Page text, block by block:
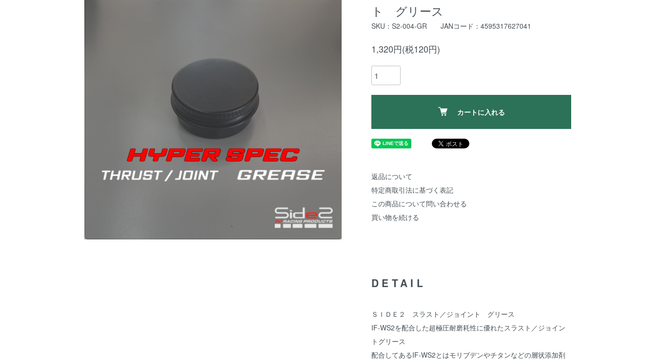
ト グリース
SKU：S2-004-GR JANコード：4595317627041
1,320円(税120円)
カートに入れる
返品について
特定商取引法に基づく表記
この商品について問い合わせる
買い物を続ける
DETAIL
ＳＩＤＥ２ スラスト／ジョイント グリース
IF-WS2を配合した超極圧耐磨耗性に優れたスラスト／ジョイン
トグリース
配合してあるIF-WS2とはモリブデンやチタンなどの層状添加剤